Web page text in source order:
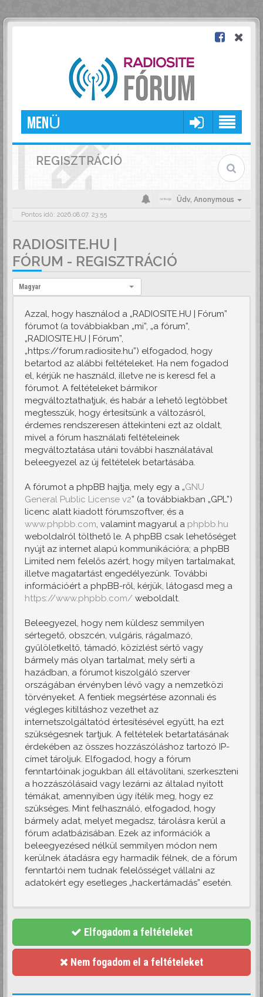
MENÜ
REGISZTRÁCIÓ
Üdv, Anonymous
Pontos idő: 2026.08.07. 23:55
RADIOSITE.HU |
FÓRUM - REGISZTRÁCIÓ
Nyelv:
Magyar
Azzal, hogy használod a „RADIOSITE.HU | Fórum”
fórumot (a továbbiakban „mi”, „a fórum”,
„RADIOSITE.HU | Fórum”,
„https://forum.radiosite.hu”) elfogadod, hogy
betartod az alábbi feltételeket. Ha nem fogadod
el, kérjük ne használd, illetve ne is keresd fel a
fórumot. A feltételeket bármikor
megváltoztathatjuk, és habár a lehető legtöbbet
megtesszük, hogy értesítsünk a változásról,
érdemes rendszeresen áttekinteni ezt az oldalt,
mivel a fórum használati feltételeinek
megváltoztatása utáni további használatával
beleegyezel az új feltételek betartásába.
A fórumot a phpBB hajtja, mely egy a „GNU
General Public License v2” (a továbbiakban „GPL”)
licenc alatt kiadott fórumszoftver, és a
www.phpbb.com, valamint magyarul a phpbb.hu
weboldalról tölthető le. A phpBB csak lehetőséget
nyújt az internet alapú kommunikációra; a phpBB
Limited nem felelős azért, hogy milyen tartalmakat,
illetve magatartást engedélyezünk. További
információért a phpBB-ről, kérjük, látogasd meg a
https://www.phpbb.com/ weboldalt.
Beleegyezel, hogy nem küldesz semmilyen
sértegető, obszcén, vulgáris, rágalmazó,
gyűlöletkeltő, támadó, közízlést sértő vagy
bármely más olyan tartalmat, mely sérti a
hazádban, a fórumot kiszolgáló szerver
országában érvényben lévő vagy a nemzetközi
törvényeket. A fentiek megsértése azonnali és
végleges kitiltáshoz vezethet az
internetszolgáltatód értesítésével együtt, ha ezt
szükségesnek tartjuk. A feltételek betartatásának
érdekében az összes hozzászóláshoz tartozó IP-
címet tároljuk. Elfogadod, hogy a fórum
fenntartóinak jogukban áll eltávolítani, szerkeszteni
a hozzászólásaid vagy lezárni az általad nyitott
témákat, amennyiben úgy ítélik meg, hogy ez
szükséges. Mint felhasználó, elfogadod, hogy
bármely adat, melyet megadsz, tárolásra kerül a
fórum adatbázisában. Ezek az információk a
beleegyezésed nélkül semmilyen módon nem
kerülnek átadásra egy harmadik félnek, de a fórum
fenntartói nem tudnak felelősséget vállalni az
adatokért egy esetleges „hackertámadás” esetén.
Elfogadom a feltételeket
Nem fogadom el a feltételeket